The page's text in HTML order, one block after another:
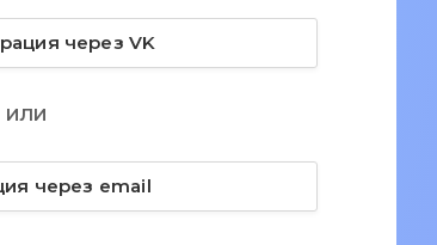
через VK
ИЛИ
через email